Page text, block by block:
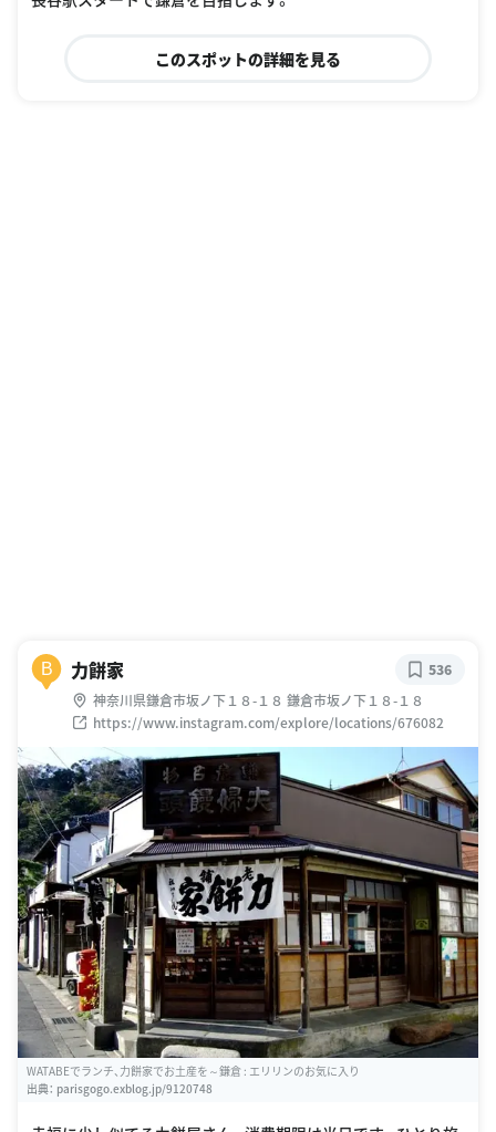
このスポットの詳細を見る
B 力餅家
神奈川県鎌倉市坂ノ下１８-１８ 鎌倉市坂ノ下１８-１８
https://www.instagram.com/explore/locations/676082
536
WATABEでランチ、力餅家でお土産を～鎌倉 : エリリンのお気に入り
出典： parisgogo.exblog.jp/9120748